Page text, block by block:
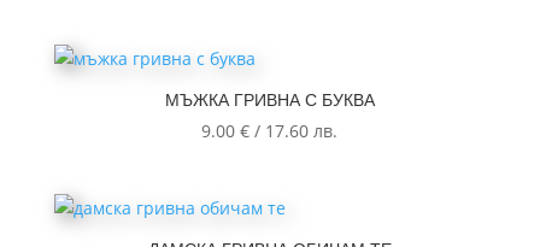
МЪЖКА ГРИВНА С БУКВА
9.00€ / 17.60лв.